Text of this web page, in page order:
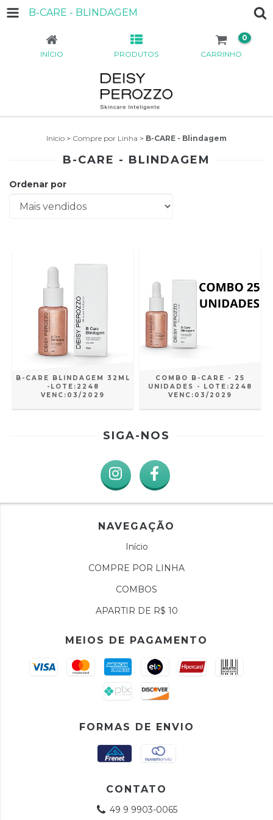
B-CARE - BLINDAGEM
INÍCIO PRODUTOS CARRINHO
0
Início > Compre por Linha > B-CARE - Blindagem
B-CARE - BLINDAGEM
Ordenar por
B-CARE BLINDAGEM 32ML
-LOTE:2248
VENC:03/2029
COMBO B-CARE - 25
UNIDADES - LOTE:2248
VENC:03/2029
SIGA-NOS
NAVEGAÇÃO
Início
COMPRE POR LINHA
COMBOS
APARTIR DE R$ 10
MEIOS DE PAGAMENTO
FORMAS DE ENVIO
CONTATO
49 9 9903-0065